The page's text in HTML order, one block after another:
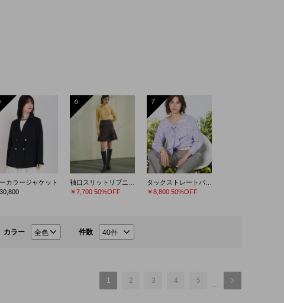
ーカラージャケット
6
￥7,700 50%OFF
7
￥8,800 50%OFF
カラー 件数
1 2 3 4 5 …